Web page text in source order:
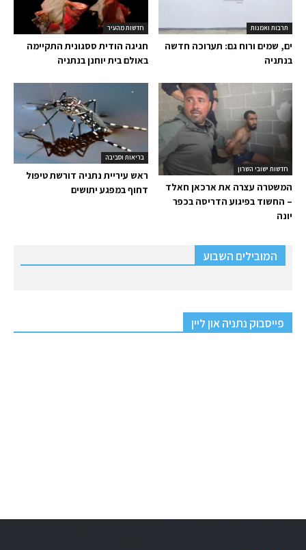
חדשות מהעיר
חגיגה הודית ססגונית התקיימה
באולם בית יוחנן בנתניה
תרבות ואמנות
ים, שמים ורוח גם: תערוכה חדשה
בנתניה
בריאות וסביבה
ראש עיריית נתניה דורשת טיפול
דחוף במפגע יתושים
חדשות ישובי השרון
המשטרה עצרה את ארכאן חאלד
– החשוד בפיגוע הדריסה בכפר
יונה
המובילים השבוע
פייסבוק נתניה און ליין